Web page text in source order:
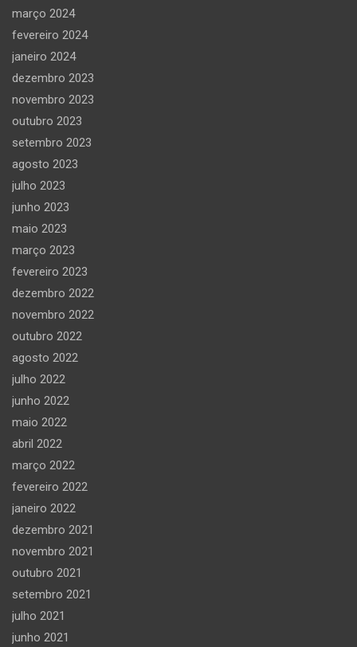
março 2024
fevereiro 2024
janeiro 2024
dezembro 2023
novembro 2023
outubro 2023
setembro 2023
agosto 2023
julho 2023
junho 2023
maio 2023
março 2023
fevereiro 2023
dezembro 2022
novembro 2022
outubro 2022
agosto 2022
julho 2022
junho 2022
maio 2022
abril 2022
março 2022
fevereiro 2022
janeiro 2022
dezembro 2021
novembro 2021
outubro 2021
setembro 2021
julho 2021
junho 2021